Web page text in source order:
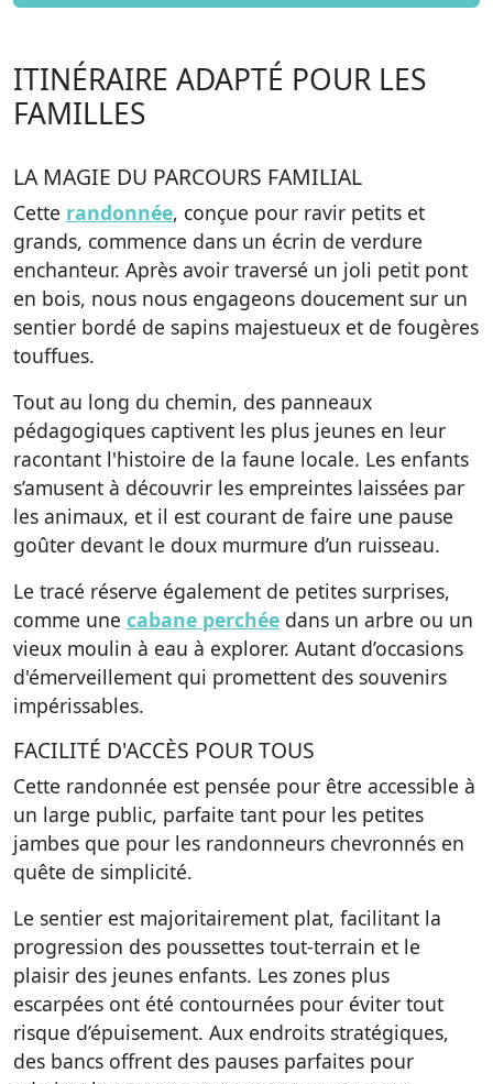
ITINÉRAIRE ADAPTÉ POUR LES
FAMILLES
LA MAGIE DU PARCOURS FAMILIAL
Cette randonnée, conçue pour ravir petits et
grands, commence dans un écrin de verdure
enchanteur. Après avoir traversé un joli petit pont
en bois, nous nous engageons doucement sur un
sentier bordé de sapins majestueux et de fougères
touffues.
Tout au long du chemin, des panneaux
pédagogiques captivent les plus jeunes en leur
racontant l'histoire de la faune locale. Les enfants
s’amusent à découvrir les empreintes laissées par
les animaux, et il est courant de faire une pause
goûter devant le doux murmure d’un ruisseau.
Le tracé réserve également de petites surprises,
comme une cabane perchée dans un arbre ou un
vieux moulin à eau à explorer. Autant d’occasions
d'émerveillement qui promettent des souvenirs
impérissables.
FACILITÉ D'ACCÈS POUR TOUS
Cette randonnée est pensée pour être accessible à
un large public, parfaite tant pour les petites
jambes que pour les randonneurs chevronnés en
quête de simplicité.
Le sentier est majoritairement plat, facilitant la
progression des poussettes tout-terrain et le
plaisir des jeunes enfants. Les zones plus
escarpées ont été contournées pour éviter tout
risque d’épuisement. Aux endroits stratégiques,
des bancs offrent des pauses parfaites pour